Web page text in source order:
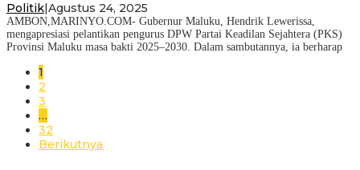
Politik Agustus 24, 2025
AMBON,MARINYO.COM- Gubernur Maluku, Hendrik Lewerissa,
mengapresiasi pelantikan pengurus DPW Partai Keadilan Sejahtera (PKS)
Provinsi Maluku masa bakti 2025–2030. Dalam sambutannya, ia berharap
1
2
3
…
32
Berikutnya